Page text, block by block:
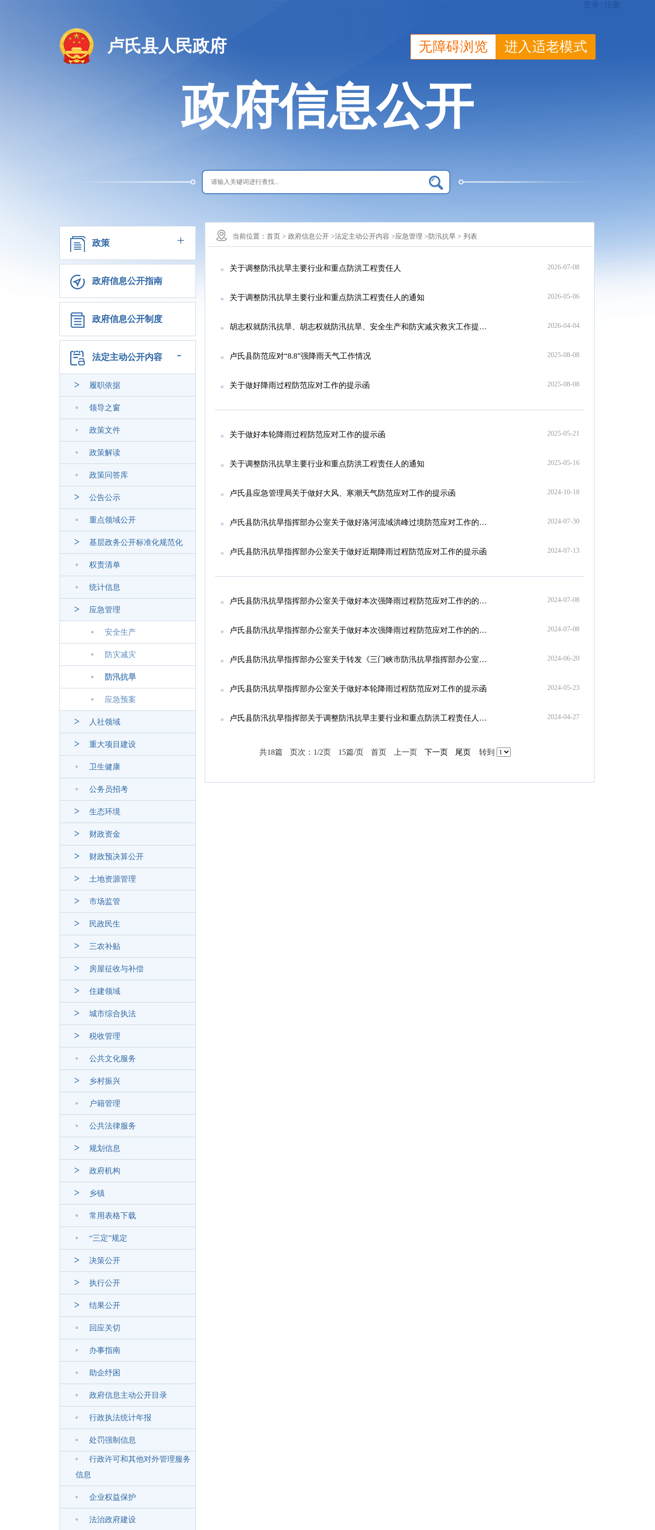
卢氏县人民政府 无障碍浏览 进入适老模式
政府信息公开
政策 +
政府信息公开指南
政府信息公开制度
法定主动公开内容 -
履职依据
领导之窗
政策文件
政策解读
政策问答库
公告公示
重点领域公开
基层政务公开标准化规范化
权责清单
统计信息
应急管理
安全生产
防灾减灾
防汛抗旱
应急预案
人社领域
重大项目建设
卫生健康
公务员招考
生态环境
财政资金
财政预决算公开
土地资源管理
市场监管
民政民生
三农补贴
房屋征收与补偿
住建领域
城市综合执法
税收管理
公共文化服务
乡村振兴
户籍管理
公共法律服务
规划信息
政府机构
乡镇
常用表格下载
“三定”规定
决策公开
执行公开
结果公开
回应关切
办事指南
助企纾困
政府信息主动公开目录
行政执法统计年报
处罚强制信息
行政许可和其他对外管理服务
信息
企业权益保护
法治政府建设
当前位置： 首页 > 政府信息公开 >法定主动公开内容 >应急管理 > 防汛抗旱 > 列表
关于调整防汛抗旱主要行业和重点防洪工程责任人 2026-07-08
关于调整防汛抗旱主要行业和重点防洪工程责任人的通知 2026-05-06
胡志权就防汛抗旱、胡志权就防汛抗旱、安全生产和防灾减灾救灾工作提出要求安全生产和防灾减灾救灾工作提出要求 2026-04-04
卢氏县防范应对“8.8”强降雨天气工作情况 2025-08-08
关于做好降雨过程防范应对工作的提示函 2025-08-08
关于做好本轮降雨过程防范应对工作的提示函 2025-05-21
关于调整防汛抗旱主要行业和重点防洪工程责任人的通知 2025-05-16
卢氏县应急管理局关于做好大风、寒潮天气防范应对工作的提示函 2024-10-18
卢氏县防汛抗旱指挥部办公室关于做好洛河流域洪峰过境防范应对工作的紧急通知 2024-07-30
卢氏县防汛抗旱指挥部办公室关于做好近期降雨过程防范应对工作的提示函 2024-07-13
卢氏县防汛抗旱指挥部办公室关于做好本次强降雨过程防范应对工作的的提示函 2024-07-08
卢氏县防汛抗旱指挥部办公室关于做好本次强降雨过程防范应对工作的的提示函 2024-07-08
卢氏县防汛抗旱指挥部办公室关于转发《三门峡市防汛抗旱指挥部办公室关于做好降雨过程防范应对工作的提示函》的通知 2024-06-20
卢氏县防汛抗旱指挥部办公室关于做好本轮降雨过程防范应对工作的提示函 2024-05-23
卢氏县防汛抗旱指挥部关于调整防汛抗旱主要行业和重点防洪工程责任人的通知 2024-04-27
共18篇 页次：1/2页 15篇/页 首页 上一页 下一页 尾页 转到